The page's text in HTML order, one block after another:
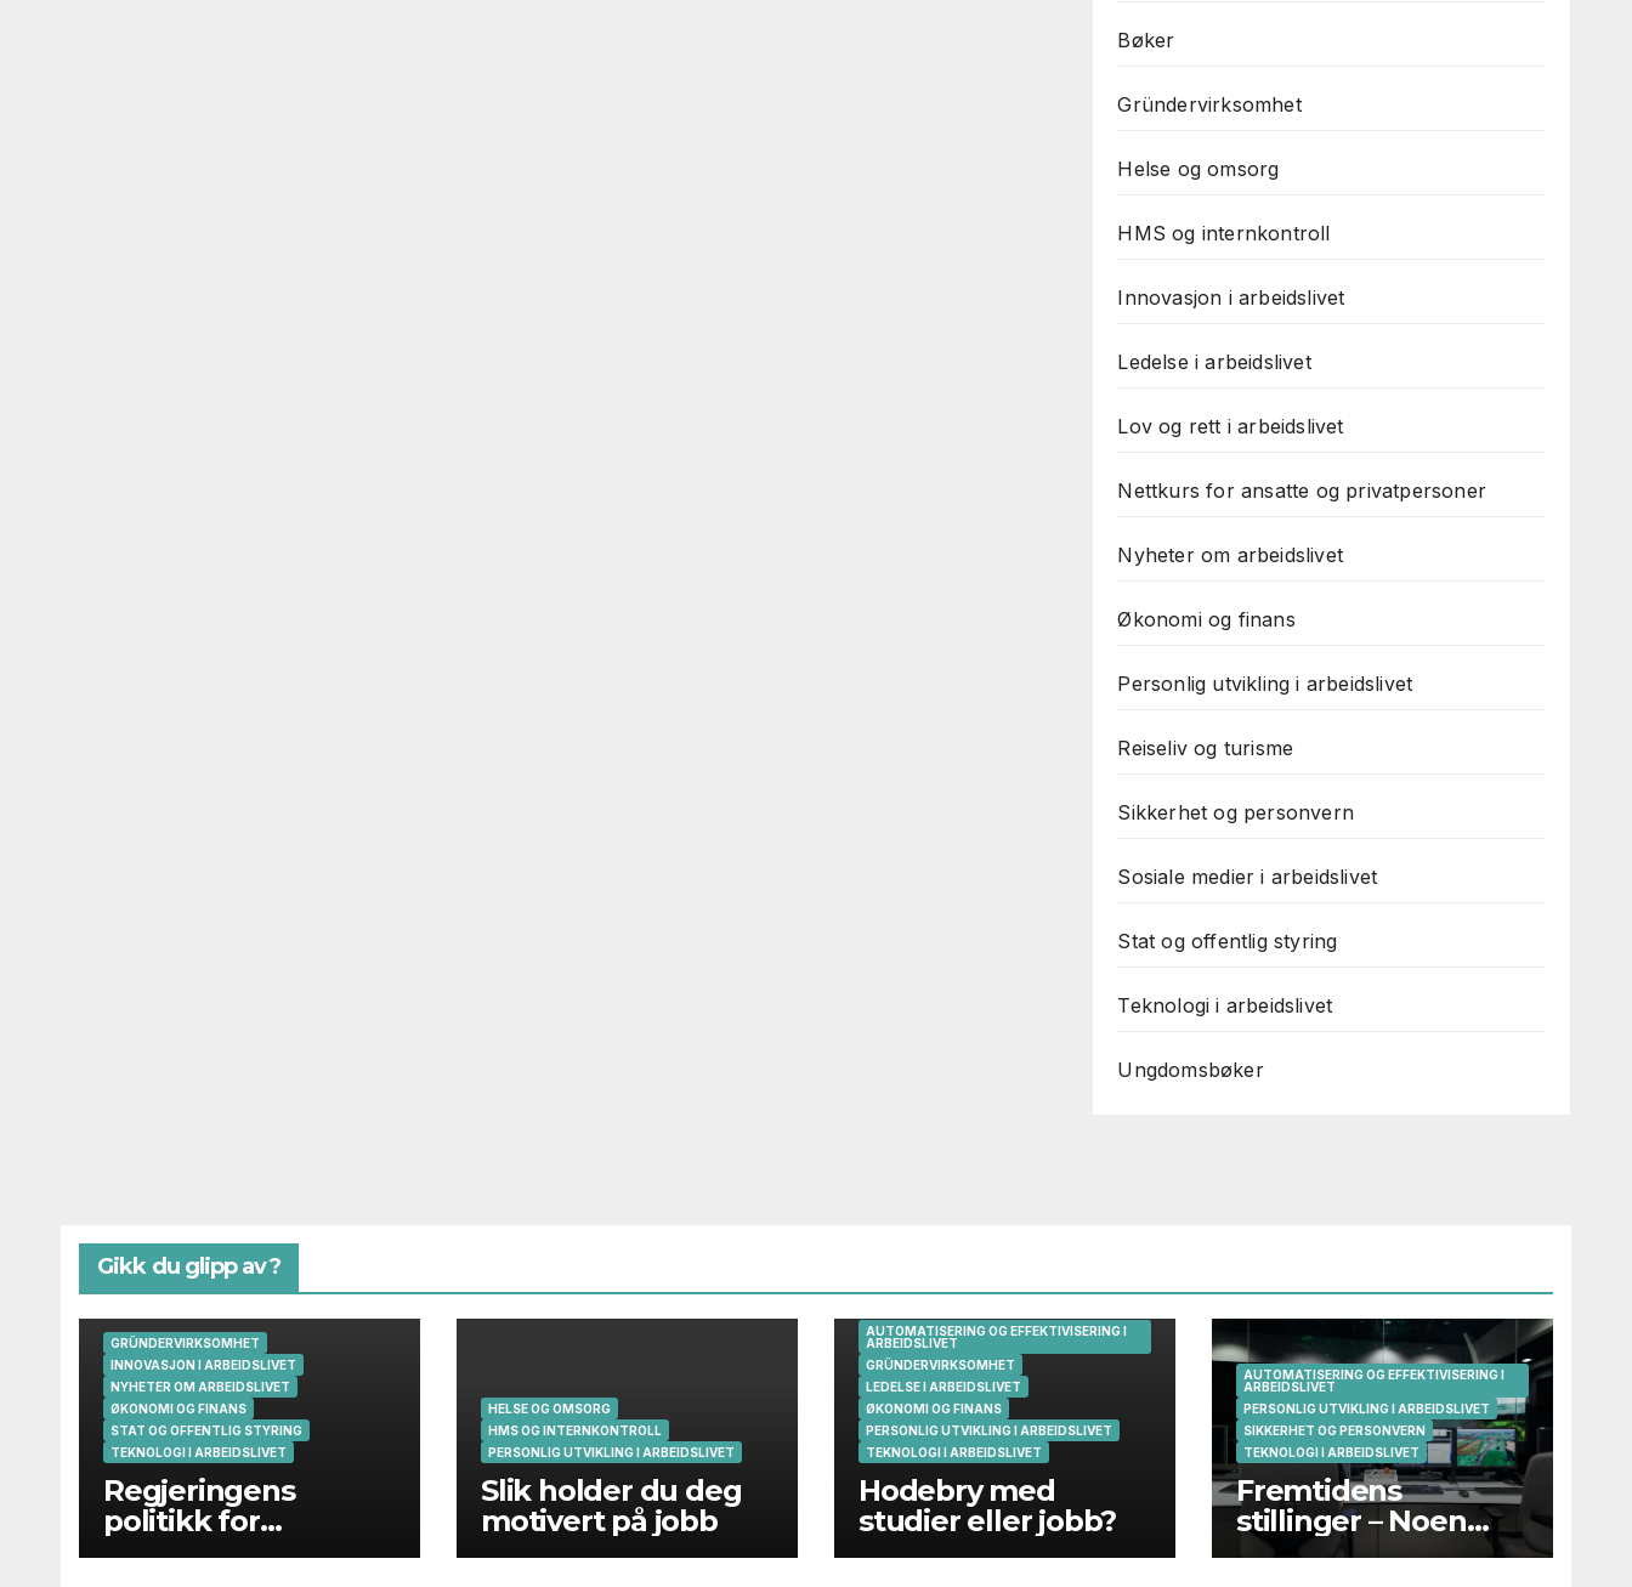
Bøker
Gründervirksomhet
Helse og omsorg
HMS og internkontroll
Innovasjon i arbeidslivet
Ledelse i arbeidslivet
Lov og rett i arbeidslivet
Nettkurs for ansatte og privatpersoner
Nyheter om arbeidslivet
Økonomi og finans
Personlig utvikling i arbeidslivet
Reiseliv og turisme
Sikkerhet og personvern
Sosiale medier i arbeidslivet
Stat og offentlig styring
Teknologi i arbeidslivet
Ungdomsbøker
Gikk du glipp av?
GRÜNDERVIRKSOMHET
INNOVASJON I ARBEIDSLIVET
NYHETER OM ARBEIDSLIVET
ØKONOMI OG FINANS
STAT OG OFFENTLIG STYRING
TEKNOLOGI I ARBEIDSLIVET
Regjeringens
politikk for
gründere og
HELSE OG OMSORG
HMS OG INTERNKONTROLL
PERSONLIG UTVIKLING I ARBEIDSLIVET
Slik holder du deg
motivert på jobb
AUTOMATISERING OG EFFEKTIVISERING I
ARBEIDSLIVET
GRÜNDERVIRKSOMHET
LEDELSE I ARBEIDSLIVET
ØKONOMI OG FINANS
PERSONLIG UTVIKLING I ARBEIDSLIVET
TEKNOLOGI I ARBEIDSLIVET
Hodebry med
studier eller jobb?
AUTOMATISERING OG EFFEKTIVISERING I
ARBEIDSLIVET
PERSONLIG UTVIKLING I ARBEIDSLIVET
SIKKERHET OG PERSONVERN
TEKNOLOGI I ARBEIDSLIVET
Fremtidens
stillinger – Noen
eksempler